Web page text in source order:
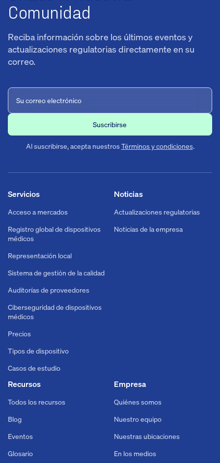
Comunidad
Reciba información sobre los últimos eventos y
actualizaciones regulatorias directamente en su
correo.
Al suscribirse, acepta nuestrosTérminos y condiciones.
Noticias
Actualizaciones regulatorias
Noticias de la empresa
Servicios
Acceso a mercados
Registro global de dispositivos
médicos
Representación local
Sistema de gestión de la calidad
Auditorías de proveedores
Ciberseguridad de dispositivos
médicos
Precios
Tipos de dispositivo
Casos de estudio
Recursos
Todos los recursos
Blog
Eventos
Glosario
Empresa
Quiénes somos
Nuestro equipo
Nuestras ubicaciones
En los medios